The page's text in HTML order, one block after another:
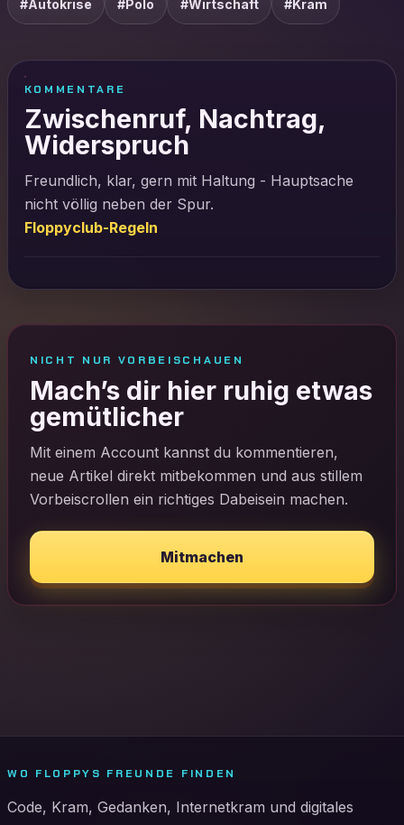
#Autokrise #Polo #Wirtschaft #Kram
KOMMENTARE
Zwischenruf, Nachtrag,
Widerspruch
Freundlich, klar, gern mit Haltung - Hauptsache
nicht völlig neben der Spur.
Floppyclub-Regeln
NICHT NUR VORBEISCHAUEN
Mach’s dir hier ruhig etwas
gemütlicher
Mit einem Account kannst du kommentieren,
neue Artikel direkt mitbekommen und aus stillem
Vorbeiscrollen ein richtiges Dabeisein machen.
Mitmachen
WO FLOPPYS FREUNDE FINDEN
Code, Kram, Gedanken, Internetkram und digitales